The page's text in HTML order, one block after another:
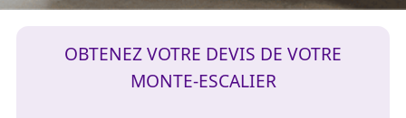
OBTENEZ VOTRE DEVIS DE VOTRE
MONTE-ESCALIER